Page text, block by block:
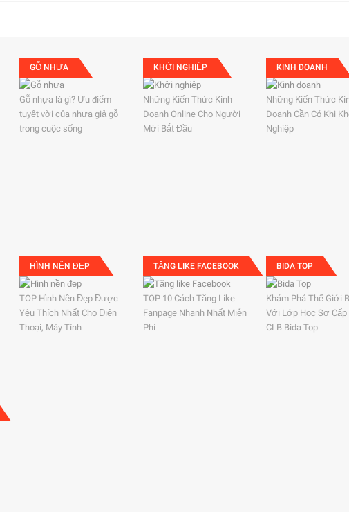
GỖ NHỰA
Gỗ nhựa là gì? Ưu điểm
tuyệt vời của nhựa giả gỗ
trong cuộc sống
KHỞI NGHIỆP
Những Kiến Thức Kinh
Doanh Online Cho Người
Mới Bắt Đầu
KINH DOANH
Những Kiến Thức
Doanh Cần Có Khi
Nghiệp
HÌNH NỀN ĐẸP
TOP Hình Nền Đẹp Được
Yêu Thích Nhất Cho Điện
Thoại, Máy Tính
TĂNG LIKE FACEBOOK
TOP 10 Cách Tăng Like
Fanpage Nhanh Nhất Miễn
Phí
BIDA TOP
Khám Phá Thế Giới
Với Lớp Học Sơ Cấp
CLB Bida Top